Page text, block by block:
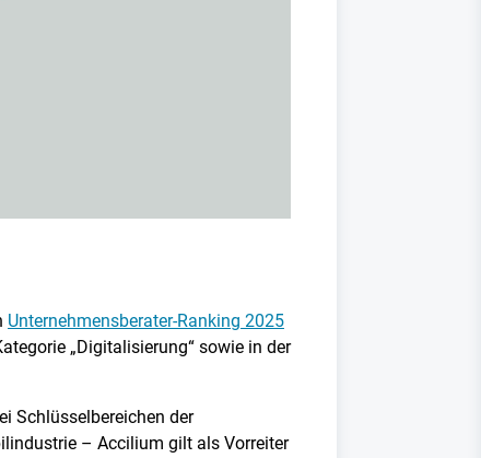
Unternehmensberater-Ranking 2025
„Digitalisierung“ sowie in der
Schlüsselbereichen der
– Accilium gilt als Vorreiter